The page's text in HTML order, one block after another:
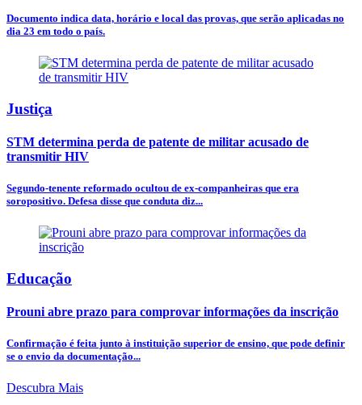
Documento indica data, horário e local das provas, que serão aplicadas no
dia 23 em todo o país.
Justiça
STM determina perda de patente de militar acusado de
transmitir HIV
Segundo-tenente reformado ocultou de ex-companheiras que era
soropositivo. Defesa disse que conduta diz...
Educação
Prouni abre prazo para comprovar informações da inscrição
Confirmação é feita junto à instituição superior de ensino, que pode definir
se o envio da documentação...
Descubra Mais